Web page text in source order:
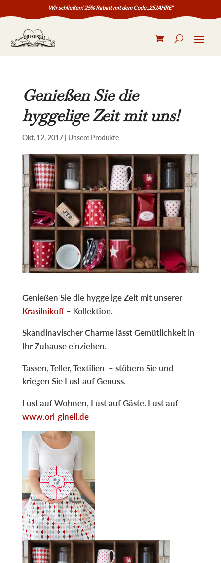
To
Wir schließen! 25% Rabatt mit dem Code „25JAHRE“
Genießen Sie die
hyggelige Zeit mit uns!
Okt. 12, 2017| Unsere Produkte
Genießen Sie die hyggelige Zeit mit unserer
Krasilnikoff– Kollektion.
Skandinavischer Charme lässt Gemütlichkeit in
Ihr Zuhause einziehen.
Tassen, Teller, Textilien – stöbern Sie und
kriegen Sie Lust auf Genuss.
Lust auf Wohnen, Lust auf Gäste. Lust auf
www.ori-ginell.de